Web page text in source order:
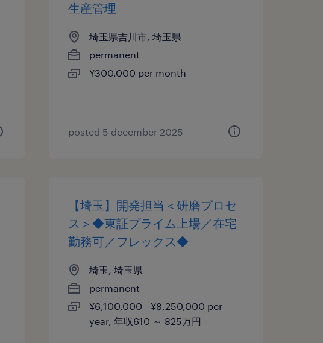
生産管理
埼玉県吉川市, 埼玉県
permanent
¥300,000 per month
posted 5 december 2025
【埼玉】開発担当＜研磨プロセ
ス＞◆東証プライム上場／在宅
勤務可／フレックス◆
埼玉, 埼玉県
permanent
¥6,100,000 - ¥8,250,000 per
year, 年収610 ～ 825万円